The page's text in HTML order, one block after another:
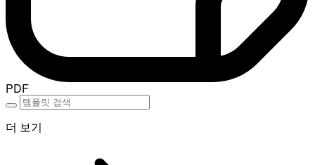
PDF
더 보기